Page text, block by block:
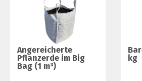
Angereicherte
Pflanzerde im Big
Bag (1 m³)
kg